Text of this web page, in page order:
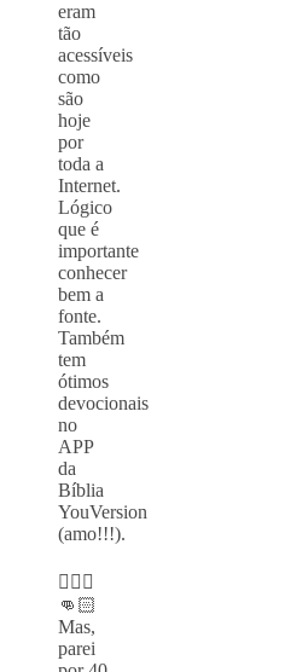
eram
tão
acessíveis
como
são
hoje
por
toda a
Internet.
Lógico
que é
importante
conhecer
bem a
fonte.
Também
tem
ótimos
devocionais
no
APP
da
Bíblia
YouVersion
(amo!!!).
🙅🏻‍♀️
👊🏻
Mas,
parei